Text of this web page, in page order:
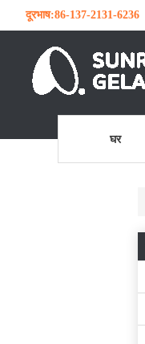
दूरभाष:86-137-2131-6236
घर